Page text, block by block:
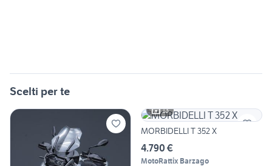
Scelti per te
13
MORBIDELLI T 352 X
4.790 €
MotoRattix Barzago